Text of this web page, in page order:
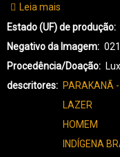
Leia mais
PK-
PARAKANÃ-
Estado (UF) de produção
Negativo da Imagem
Procedência/Doação
descritores
PARAKANÃ
LAZER
HOMEM
INDÍGENA